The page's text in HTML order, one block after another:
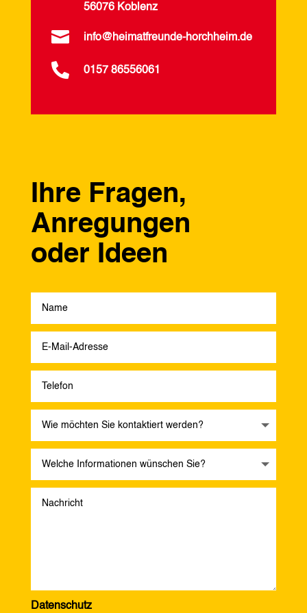
56076 Koblenz
 info@heimatfreunde-horchheim.de
 0157 86556061
Ihre Fragen,
Anregungen
oder Ideen
Datenschutz